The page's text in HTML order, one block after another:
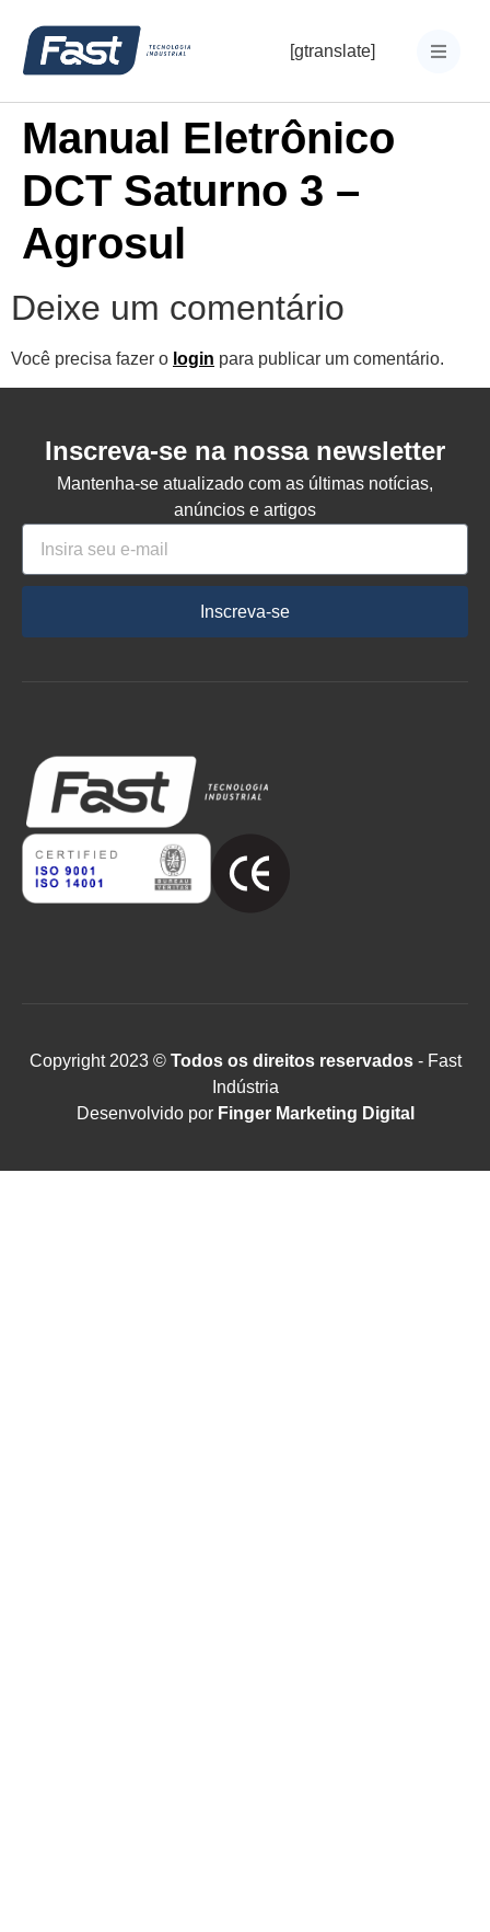
[gtranslate]
Manual Eletrônico
DCT Saturno 3 –
Agrosul
Deixe um comentário
Você precisa fazer o login para publicar um comentário.
Inscreva-se na nossa newsletter
Mantenha-se atualizado com as últimas notícias,
anúncios e artigos
Inscreva-se
Copyright 2023 ©Todos os direitos reservados- Fast
Indústria
Desenvolvido por Finger Marketing Digital